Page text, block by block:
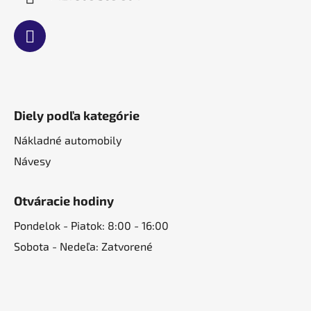
Diely podľa kategórie
Nákladné automobily
Návesy
Otváracie hodiny
Pondelok - Piatok: 8:00 - 16:00
Sobota - Nedeľa: Zatvorené